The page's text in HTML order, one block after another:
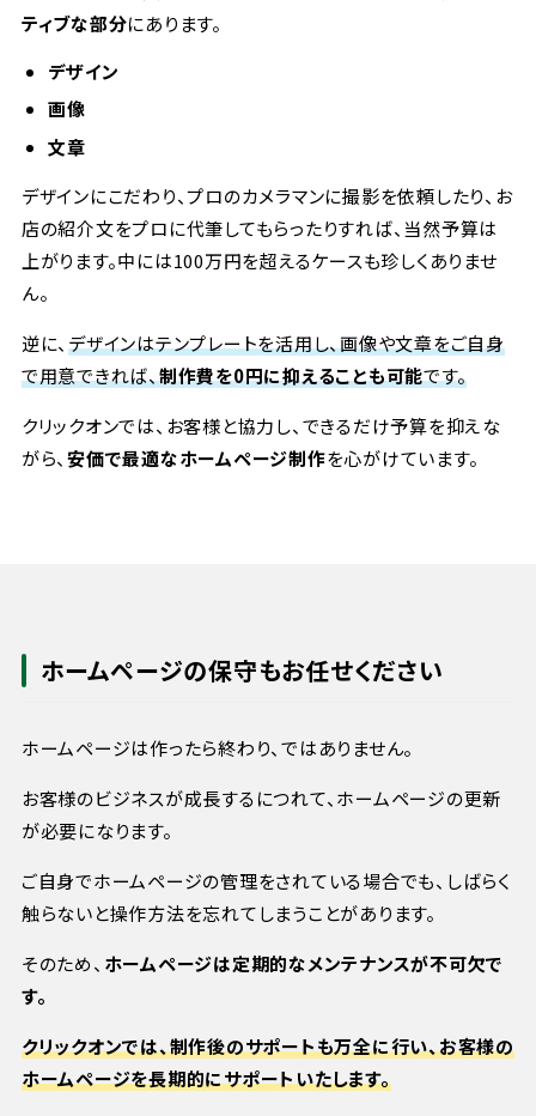
ティブな部分にあります。
デザイン
画像
文章
デザインにこだわり、プロのカメラマンに撮影を依頼したり、お
店の紹介文をプロに代筆してもらったりすれば、当然予算は
上がります。中には100万円を超えるケースも珍しくありませ
ん。
逆に、デザインはテンプレートを活用し、画像や文章をご自身
で用意できれば、制作費を0円に抑えることも可能です。
クリックオンでは、お客様と協力し、できるだけ予算を抑えな
がら、安価で最適なホームページ制作を心がけています。
ホームページの保守もお任せください
ホームページは作ったら終わり、ではありません。
お客様のビジネスが成長するにつれて、ホームページの更新
が必要になります。
ご自身でホームページの管理をされている場合でも、しばらく
触らないと操作方法を忘れてしまうことがあります。
そのため、 ホームページは定期的なメンテナンスが不可欠で
す。
クリックオンでは、制作後のサポートも万全に行い、お客様の
ホームページを長期的にサポートいたします。